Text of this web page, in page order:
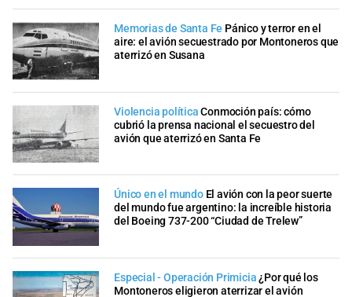
Memorias de Santa Fe Pánico y terror en el
aire: el avión secuestrado por Montoneros que
aterrizó en Susana
Violencia política Conmoción país: cómo
cubrió la prensa nacional el secuestro del
avión que aterrizó en Santa Fe
Único en el mundo El avión con la peor suerte
del mundo fue argentino: la increíble historia
del Boeing 737-200 “Ciudad de Trelew”
Especial - Operación Primicia¿Por qué los
Montoneros eligieron aterrizar el avión